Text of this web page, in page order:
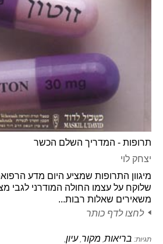
תרופות - המדריך השלם הכשר
יצחק לוי
מיגוון התרופות שמציע היום מדע
שלוקח על עצמו החולה המודרני לגבי
משאירים שאלות רבות...
לחצו לדף כותר
תגיות: בריאות מקור ,עיון